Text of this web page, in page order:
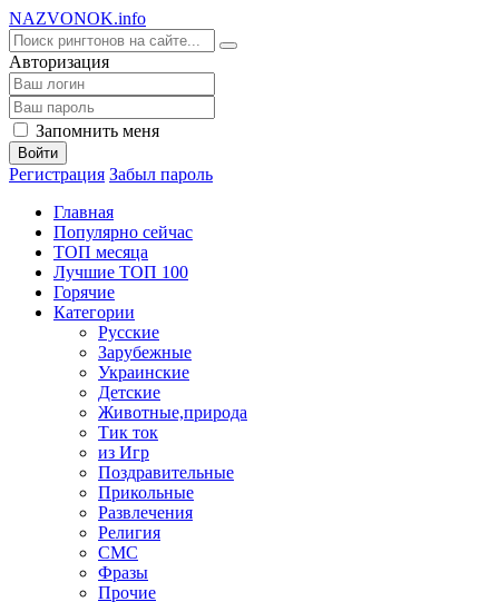
NAZVONOK.info
Авторизация
Запомнить меня
Войти
Регистрация Забыл пароль
Главная
Популярно сейчас
ТОП месяца
Лучшие ТОП 100
Горячие
Категории
Русские
Зарубежные
Украинские
Детские
Животные,природа
Тик ток
из Игр
Поздравительные
Прикольные
Развлечения
Религия
СМС
Фразы
Прочие